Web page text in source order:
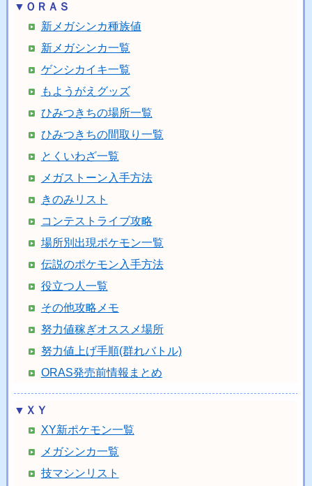
▼ＯＲＡＳ
新メガシンカ種族値
新メガシンカ一覧
ゲンシカイキ一覧
もようがえグッズ
ひみつきちの場所一覧
ひみつきちの間取り一覧
とくいわざ一覧
メガストーン入手方法
きのみリスト
コンテストライブ攻略
場所別出現ポケモン一覧
伝説のポケモン入手方法
役立つ人一覧
その他攻略メモ
努力値稼ぎオススメ場所
努力値上げ手順(群れバトル)
ORAS発売前情報まとめ
▼ＸＹ
XY新ポケモン一覧
メガシンカ一覧
技マシンリスト